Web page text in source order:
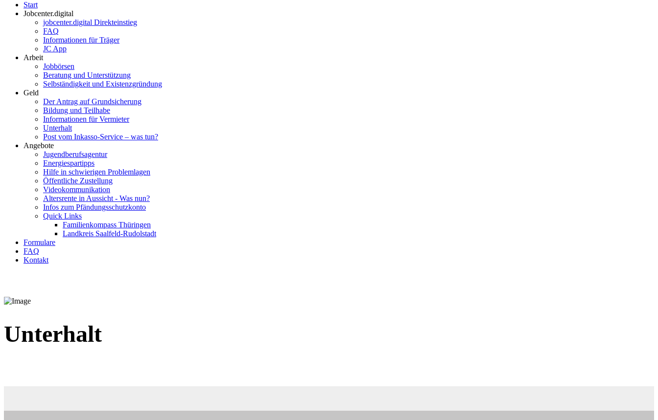
Start
Jobcenter.digital
jobcenter.digital Direkteinstieg
FAQ
Informationen für Träger
JC App
Arbeit
Jobbörsen
Beratung und Unterstützung
Selbständigkeit und Existenzgründung
Geld
Der Antrag auf Grundsicherung
Bildung und Teilhabe
Informationen für Vermieter
Unterhalt
Post vom Inkasso-Service – was tun?
Angebote
Jugendberufsagentur
Energiespartipps
Hilfe in schwierigen Problemlagen
Öffentliche Zustellung
Videokommunikation
Altersrente in Aussicht - Was nun?
Infos zum Pfändungsschutzkonto
Quick Links
Familienkompass Thüringen
Landkreis Saalfeld-Rudolstadt
Formulare
FAQ
Kontakt
Unterhalt